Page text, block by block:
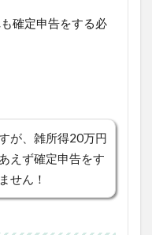
確定申告をする必
が、雑所得20万円
えず確定申告をす
せん！